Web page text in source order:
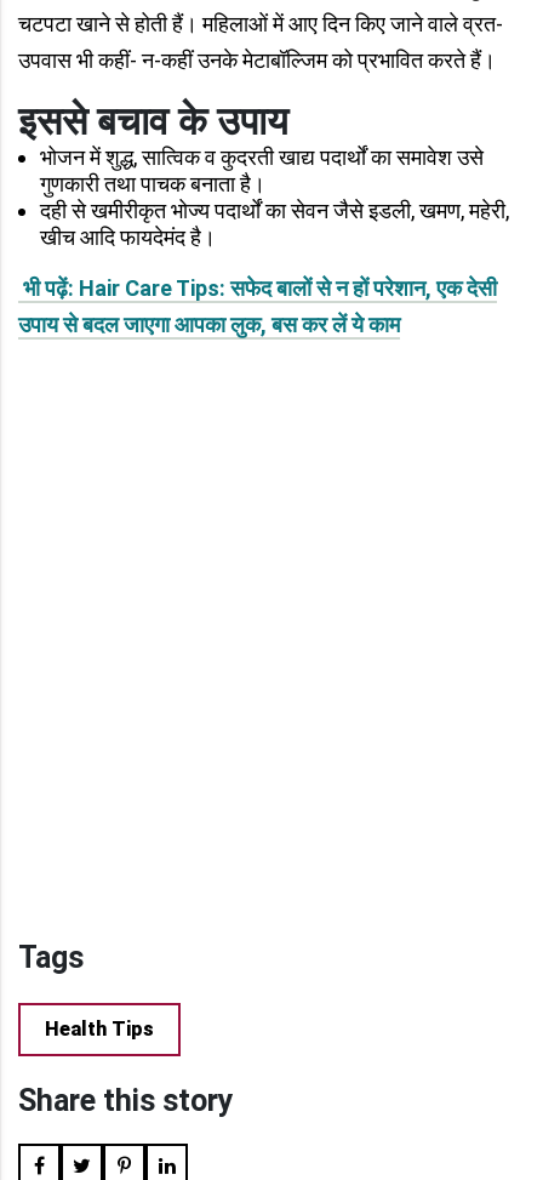
चटपटा खाने से होती हैं। महिलाओं में आए दिन किए जाने वाले व्रत-
उपवास भी कहीं- न-कहीं उनके मेटाबॉल्जिम को प्रभावित करते हैं।
इससे बचाव के उपाय
भोजन में शुद्ध, सात्विक व कुदरती खाद्य पदार्थों का समावेश उसे
गुणकारी तथा पाचक बनाता है।
दही से खमीरीकृत भोज्य पदार्थों का सेवन जैसे इडली, खमण, महेरी,
खीच आदि फायदेमंद है।
भी पढ़ें: Hair Care Tips: सफेद बालों से न हों परेशान, एक देसी
उपाय से बदल जाएगा आपका लुक, बस कर लें ये काम
Tags
Health Tips
Share this story